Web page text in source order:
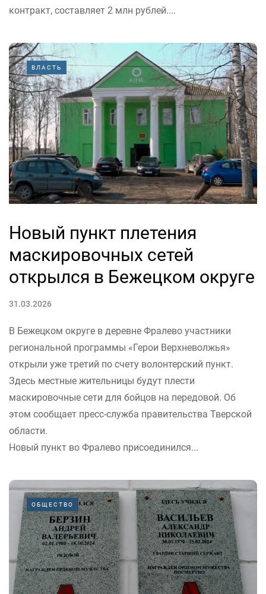
контракт, составляет 2 млн рублей....
ВЛАСТЬ
Новый пункт плетения
маскировочных сетей
открылся в Бежецком округе
31.03.2026
В Бежецком округе в деревне Фралево участники
региональной программы «Герои Верхневолжья»
открыли уже третий по счету волонтерский пункт.
Здесь местные жительницы будут плести
маскировочные сети для бойцов на передовой. Об
этом сообщает пресс-служба правительства Тверской
области.
Новый пункт во Фралево присоединился...
ОБЩЕСТВО